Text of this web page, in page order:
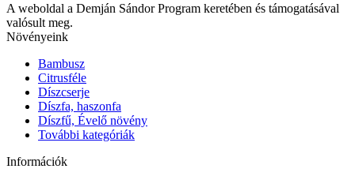
A weboldal a Demján Sándor Program keretében és támogatásával
valósult meg.
Növényeink
Bambusz
Citrusféle
Díszcserje
Díszfa, haszonfa
Díszfű, Évelő növény
További kategóriák
Információk